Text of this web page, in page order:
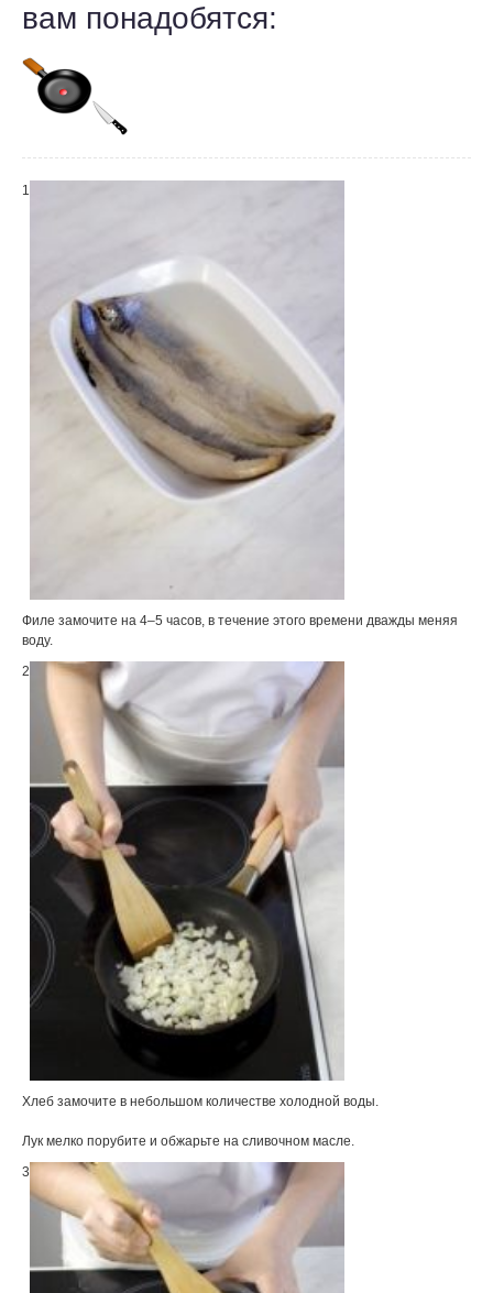
вам понадобятся:
1
Филе замочите на 4–5 часов, в течение этого времени дважды меняя
воду.
2
Хлеб замочите в небольшом количестве холодной воды.
Лук мелко порубите и обжарьте на сливочном масле.
3